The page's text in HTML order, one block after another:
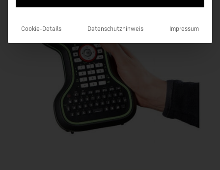
Cookie-Details Datenschutzhinweis Impressum